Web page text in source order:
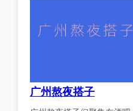
广州熬夜搭子